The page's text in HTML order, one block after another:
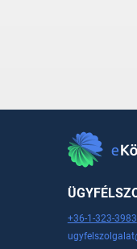
+36-1-323-3983